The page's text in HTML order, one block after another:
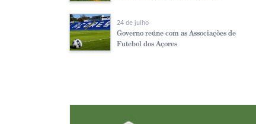
24 de julho
Governo reúne com as Associações de
Futebol dos Açores